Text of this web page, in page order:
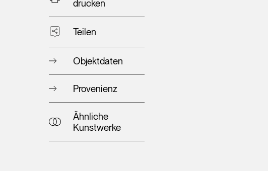
drucken
Teilen
Objektdaten
Provenienz
Ähnliche
Kunstwerke